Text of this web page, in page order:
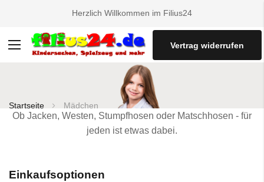
Herzlich Willkommen im Filius24
Navigation
Vertrag widerrufen
Startseite Mädchen
Ob Jacken, Westen, Stumpfhosen oder Matschhosen - für
jeden ist etwas dabei.
Einkaufsoptionen